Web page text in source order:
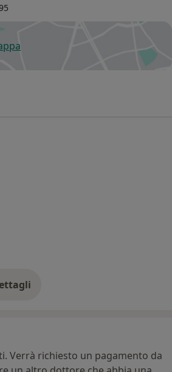
apre in una nuova scheda
Verrà richiesto un pagamento da